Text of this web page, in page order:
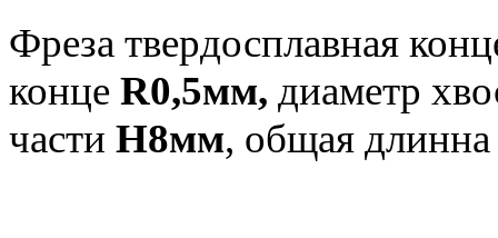
Фреза твердосплавная
конце R0,5мм, диаметр
части H8мм, общая